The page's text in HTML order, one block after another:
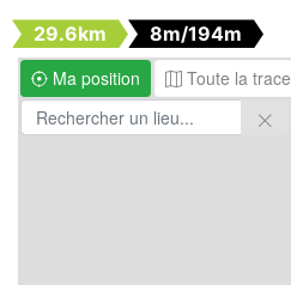
29.6km
8m/194m
Ma position
Toute la trace